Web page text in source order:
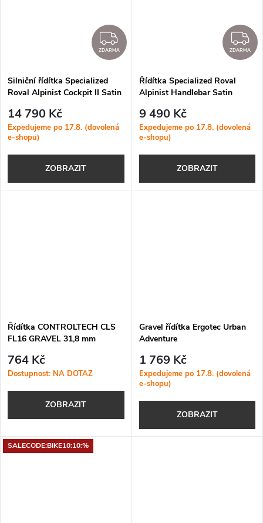
ZDARMA
ZDARMA
Silniční řídítka Specialized
Roval Alpinist Cockpit II Satin
14 790 Kč
Expedujeme po 17.8. (dovolená
e-shopu)
ZOBRAZIT
ZDARMA
Řídítka Specialized Roval
Alpinist Handlebar Satin
9 490 Kč
Expedujeme po 17.8. (dovolená
e-shopu)
ZOBRAZIT
Řídítka CONTROLTECH CLS
FL16 GRAVEL 31,8 mm
764 Kč
Dostupnost: NA DOTAZ
ZOBRAZIT
Gravel řídítka Ergotec Urban
Adventure
1 769 Kč
Expedujeme po 17.8. (dovolená
e-shopu)
ZOBRAZIT
SALECODE:BIKE10:10:%